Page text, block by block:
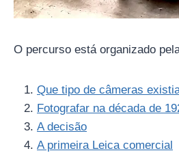
O percurso está organizado
Que tipo de câmeras
Fotografar na década de
A decisão
A primeira Leica comercial